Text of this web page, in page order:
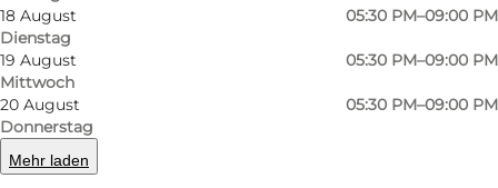
18 August
Dienstag
05:30 PM–09:00 PM
19 August
Mittwoch
05:30 PM–09:00 PM
20 August
Donnerstag
05:30 PM–09:00 PM
Mehr laden
Die Umgebung
Das MASH in Odense befindet sich in einer
atemberaubenden Lage: Vestergade bei den
historischen Gebäuden am Flakhaven. Das
Restaurant befindet sich nicht nur im